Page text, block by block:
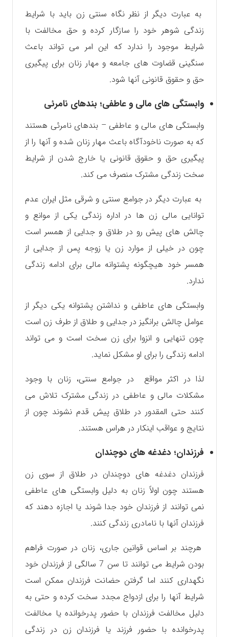
به عبارت دیگر از نظر نگاه سنتی زن باید با شرایط
زندگی شوهر خود را سازگار کرده و حق مخالفت با
شرایط موجود را ندارد که این امر می تواند باعث
سنگینی قضاوت های جامعه و مهار زنان برای پیگیری
حق و حقوق قانونی آنها شود.
وابستگی های مالی و عاطفی؛ بندهای نامرئی
وابستگی های مالی و عاطفی – بندهای نامرئی هستند
که به صورت ناخودآگاه باعث مهار زنان شده و آنها را از
پیگیری حق و حقوق قانونی یا خارج شدن از شرایط
سخت زندگی مشترک منصرف می کند.
به عبارت دیگر در جوامع سنتی و شرقی مثل ایران عدم
توانایی مالی زن ها در اداره زندگی یکی از موانع و
چالش های پیش رو در طلاق و جدایی از همسر است
چون در خیلی از موارد زن یا زوجه پس از جدایی از
همسر خود هیچگونه پشتوانه مالی برای ادامه زندگی
ندارد.
وابستگی های عاطفی و نداشتن پشتوانه یکی دیگر از
عوامل چالش برانگیز در جدایی و طلاق از طرف زن است
چون تنهایی و انزوا برای زن سخت است و می تواند
ادامه زندگی را برای او مشکل نماید.
لذا در اکثر مواقع در جوامع سنتی، زنان با وجود
مشکلات مالی و عاطفی در زندگی مشترک تلاش می
کنند حتی المقدور در طلاق پیش قدم نشوند چون از
نتایج و عواقب اینکار در هراس هستند.
فرزندان؛ دغدغه های دوچندان
فرزندان دغدغه های دوچندان در طلاق از سوی زن
هستند چون اولاً زنان به دلیل وابستگی های عاطفی
نمی توانند از فرزندان خود جدا شوند یا اجازه دهند که
فرزندان آنها با نامادری زندگی کنند.
هرچند بر اساس قوانین جاری، زنان در صورت فراهم
بودن شرایط می توانند تا سن 7 سالگی از فرزندان خود
نگهداری کنند اما گرفتن حضانت فرزندان ممکن است
شرایط آنها را برای ازدواج مجدد سخت کرده و حتی به
دلیل مخالفت فرزندان با حضور پدرخوانده یا مخالفت
پدرخوانده با حضور فرزند یا فرزندان زن در زندگی